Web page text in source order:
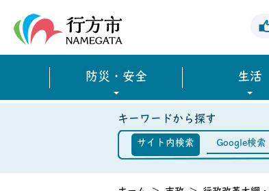
防災・安全 生活
キーワードから探す
サイト内検索 Google検索